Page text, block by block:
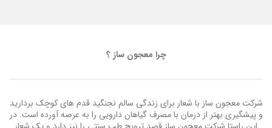
چرا معجون ساز ؟
شرکت معجون ساز با شعار برای زندگی سالم نجنگید قدم های کوچک بردارید
و پیشگیری بهتر از درمان با مصرف گیاهان دارویی را به عرصه آورده است. در